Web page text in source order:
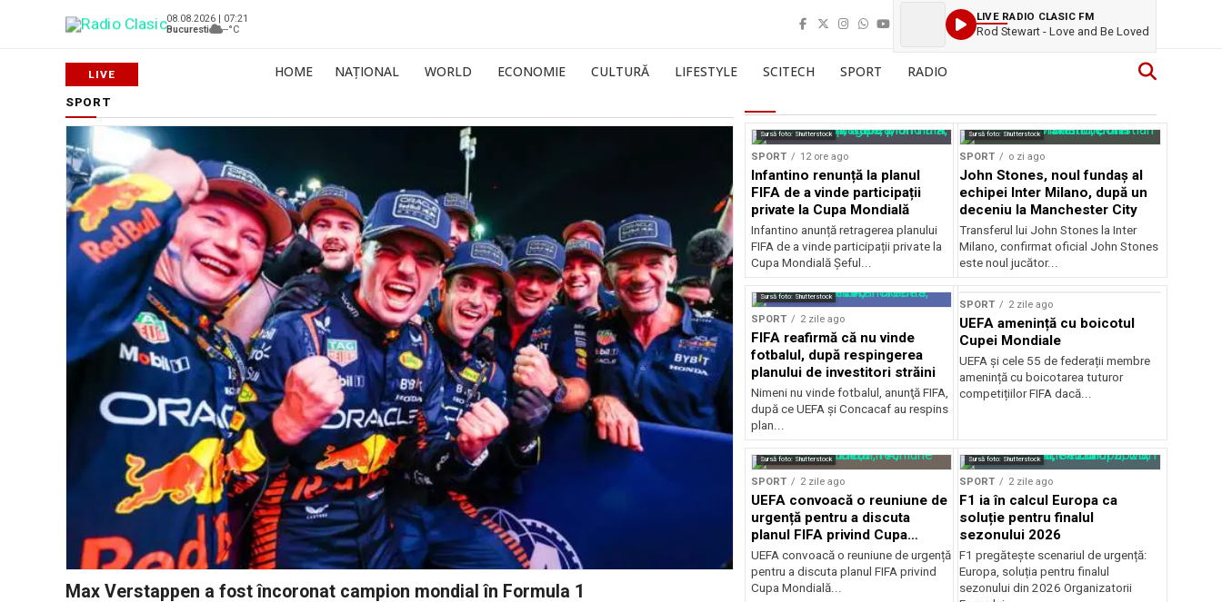
08.08.2026 | 07:21
Bucuresti
--°C
LIVE RADIO CLASIC FM
Rod Stewart - Love and Be Loved
HOME NAȚIONAL WORLD ECONOMIE CULTURĂ LIFESTYLE SCITECH SPORT RADIO
SPORT
Max Verstappen a fost încoronat campion mondial în Formula 1
Sursă foto: Shutterstock
SPORT 12 ore ago
Infantino renunță la planul
FIFA de a vinde participații
private la Cupa Mondială
Infantino anunță retragerea planului
FIFA de a vinde participații private la
Cupa Mondială Șeful...
Sursă foto: Shutterstock
SPORT o zi ago
John Stones, noul fundaș al
echipei Inter Milano, după un
deceniu la Manchester City
Transferul lui John Stones la Inter
Milano, confirmat oficial John Stones
este noul jucător...
Sursă foto: Shutterstock
SPORT 2 zile ago
FIFA reafirmă că nu vinde
fotbalul, după respingerea
planului de investitori străini
Nimeni nu vinde fotbalul, anunţă FIFA,
după ce UEFA şi Concacaf au respins
plan...
SPORT 2 zile ago
UEFA amenință cu boicotul
Cupei Mondiale
UEFA și cele 55 de federații membre
amenință cu boicotarea tuturor
competițiilor FIFA dacă...
Sursă foto: Shutterstock
SPORT 2 zile ago
UEFA convoacă o reuniune de
urgență pentru a discuta
planul FIFA privind Cupa
Mondială
UEFA convoacă o reuniune de urgență
pentru a discuta planul FIFA privind
Cupa Mondială...
Sursă foto: Shutterstock
SPORT 2 zile ago
F1 ia în calcul Europa ca
soluție pentru finalul
sezonului 2026
F1 pregătește scenariul de urgență:
Europa, soluția pentru finalul
sezonului din 2026 Organizatorii